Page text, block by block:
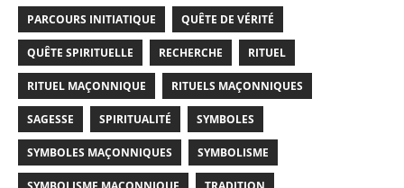
PARCOURS INITIATIQUE QUÊTE DE VÉRITÉ
QUÊTE SPIRITUELLE RECHERCHE RITUEL
RITUEL MAÇONNIQUE RITUELS MAÇONNIQUES
SAGESSE SPIRITUALITÉ SYMBOLES
SYMBOLES MAÇONNIQUES SYMBOLISME